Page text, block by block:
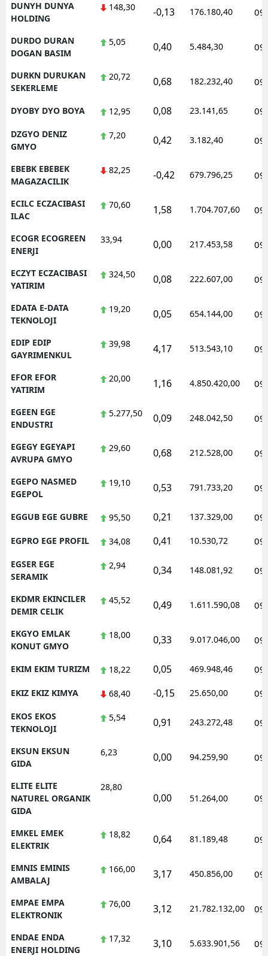
DUNYH DUNYA
HOLDING
148,30 -0,13 176.180,40
DURDO DURAN
DOGAN BASIM
5,05 0,40 5.484,30
DURKN DURUKAN
SEKERLEME
20,72 0,68 182.232,40
DYOBY DYO BOYA 12,95 0,08 23.141,65
DZGYO DENIZ
GMYO
7,20 0,42 3.182,40
EBEBK EBEBEK
MAGAZACILIK
82,25 -0,42 679.796,25
ECILC ECZACIBASI
ILAC
70,60 1,58 1.704.707,60
ECOGR ECOGREEN
ENERJI
33,94 0,00 217.453,58
ECZYT ECZACIBASI
YATIRIM
324,50 0,08 222.607,00
EDATA E-DATA
TEKNOLOJI
19,20 0,05 654.144,00
EDIP EDIP
GAYRIMENKUL
39,98 4,17 513.543,10
EFOR EFOR
YATIRIM
20,00 1,16 4.850.420,00
EGEEN EGE
ENDUSTRI
5.277,50 0,09 248.042,50
EGEGY EGEYAPI
AVRUPA GMYO
29,60 0,68 212.528,00
EGEPO NASMED
EGEPOL
19,10 0,53 791.733,20
EGGUB EGE GUBRE 95,50 0,21 137.329,00
EGPRO EGE PROFIL 34,08 0,41 10.530,72
EGSER EGE
SERAMIK
2,94 0,34 148.081,92
EKDMR EKINCILER
DEMIR CELIK
45,52 0,49 1.611.590,08
EKGYO EMLAK
KONUT GMYO
18,00 0,33 9.017.046,00
EKIM EKIM TURIZM 18,22 0,05 469.948,46
EKIZ EKIZ KIMYA 68,40 -0,15 25.650,00
EKOS EKOS
TEKNOLOJI
5,54 0,91 243.272,48
EKSUN EKSUN
GIDA
6,23 0,00 94.259,90
ELITE ELITE
NATUREL ORGANIK
GIDA
28,80
0,00 51.264,00
EMKEL EMEK
ELEKTRIK
18,82 0,64 81.189,48
EMNIS EMINIS
AMBALAJ
166,00 3,17 450.856,00
EMPAE EMPA
ELEKTRONIK
76,00 3,12 21.782.132,00
ENDAE ENDA
ENERJI HOLDING
17,32 3,10 5.633.901,56